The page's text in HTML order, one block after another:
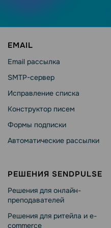
EMAIL
Email рассылка
SMTP-сервер
Исправление списка
Конструктор писем
Формы подписки
Автоматические рассылки
РЕШЕНИЯ SENDPULSE
Решения для онлайн-
преподавателей
Решения для ритейла и e-
commerce